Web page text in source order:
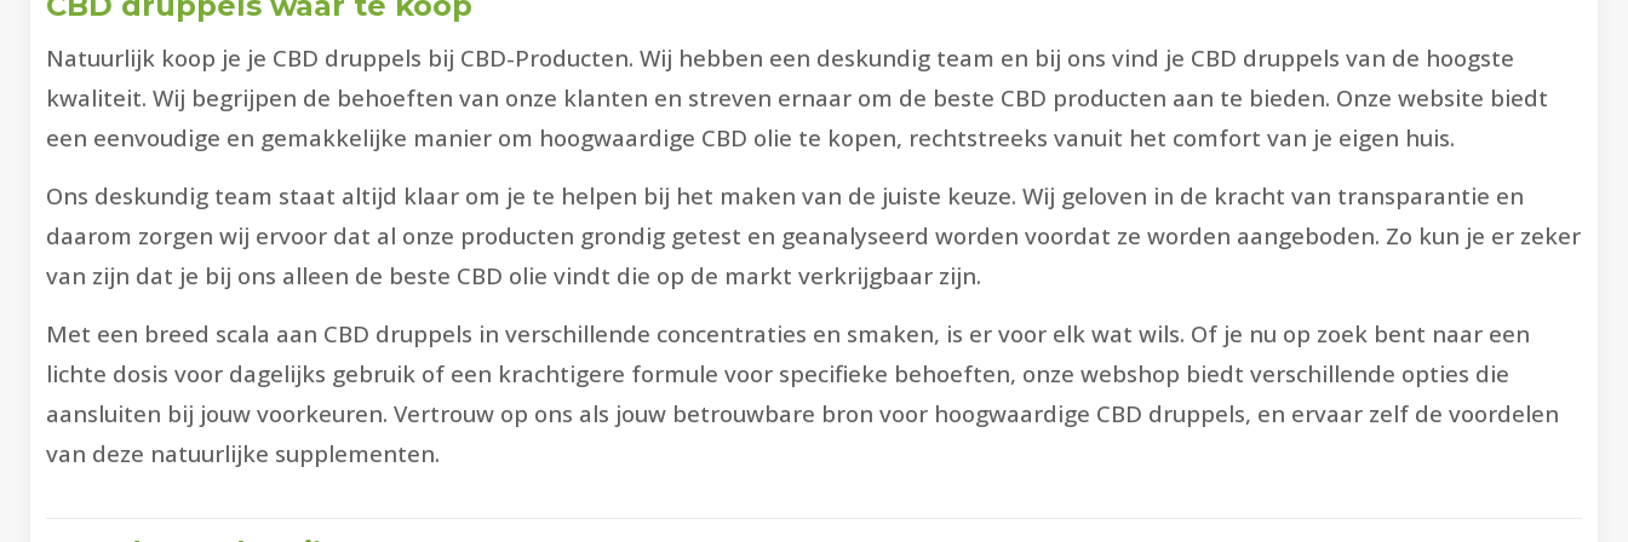
Natuurlijk koop je je CBD druppels bij CBD-Producten. Wij hebben een deskundig team en bij ons vind je CBD druppels van de hoogste
kwaliteit. Wij begrijpen de behoeften van onze klanten en streven ernaar om de beste CBD producten aan te bieden. Onze website biedt
een eenvoudige en gemakkelijke manier om hoogwaardige CBD olie te kopen, rechtstreeks vanuit het comfort van je eigen huis.
Ons deskundig team staat altijd klaar om je te helpen bij het maken van de juiste keuze. Wij geloven in de kracht van transparantie en
daarom zorgen wij ervoor dat al onze producten grondig getest en geanalyseerd worden voordat ze worden aangeboden. Zo kun je er zeker
van zijn dat je bij ons alleen de beste CBD olie vindt die op de markt verkrijgbaar zijn.
Met een breed scala aan CBD druppels in verschillende concentraties en smaken, is er voor elk wat wils. Of je nu op zoek bent naar een
lichte dosis voor dagelijks gebruik of een krachtigere formule voor specifieke behoeften, onze webshop biedt verschillende opties die
aansluiten bij jouw voorkeuren. Vertrouw op ons als jouw betrouwbare bron voor hoogwaardige CBD druppels, en ervaar zelf de voordelen
van deze natuurlijke supplementen.